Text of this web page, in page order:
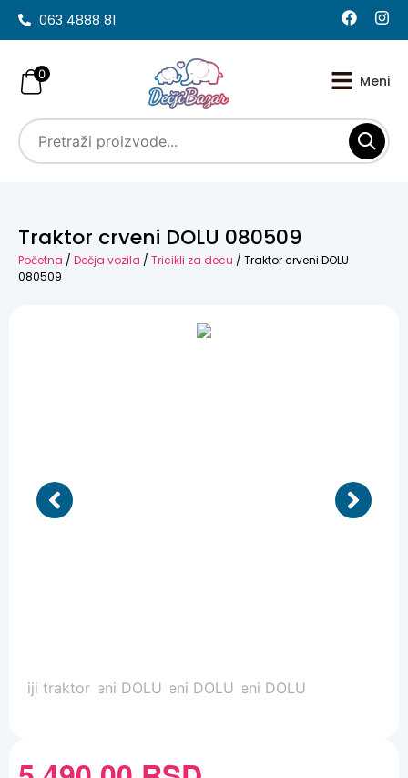
063 4888 81
0
Traktor crveni DOLU 080509
Početna / Dečja vozila / Tricikli za decu / Traktor crveni DOLU
080509